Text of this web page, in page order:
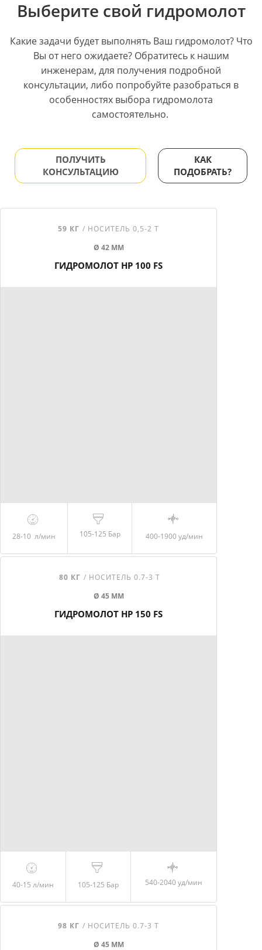
Выберите свой гидромолот
Какие задачи будет выполнять Ваш гидромолот? Что
Вы от него ожидаете? Обратитесь к нашим
инженерам, для получения подробной
консультации, либо попробуйте разобраться в
особенностях выбора гидромолота
самостоятельно.
ПОЛУЧИТЬ
КОНСУЛЬТАЦИЮ
КАК
ПОДОБРАТЬ?
59 КГ / НОСИТЕЛЬ 0,5-2 Т
Ø 42 ММ
ГИДРОМОЛОТ HP 100 FS
28-10 л/мин 105-125 Бар 400-1900уд/мин
80 КГ / НОСИТЕЛЬ 0.7-3 Т
Ø 45 ММ
ГИДРОМОЛОТ HP 150 FS
40-15 л/мин 105-125 Бар 540-2040 уд/мин
98 КГ / НОСИТЕЛЬ 0.7-3 Т
Ø 45 ММ